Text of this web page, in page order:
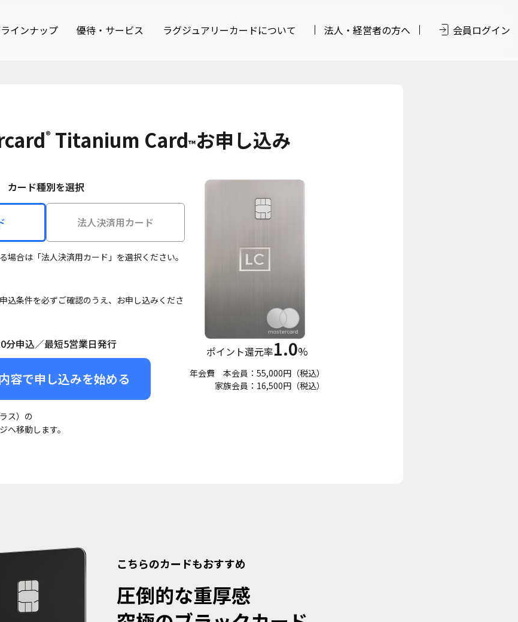
インナップ 優待・サービス ラグジュアリーカードについて 法人・経営者の方へ 会員ログイン
® Titanium Card™お申し込み
ポイント還元率1.0%
年会費
本会員：55,000円（税込）
家族会員：16,500円（税込）
カード種別を選択
法人決済用カード
場合は「法人決済用カード」を選択ください。
込条件を必ずご確認のうえ、お申し込みくださ
分申込／最短5営業日発行
容で申し込みを始める
ス）の
へ移動します。
こちらのカードもおすすめ
圧倒的な重厚感